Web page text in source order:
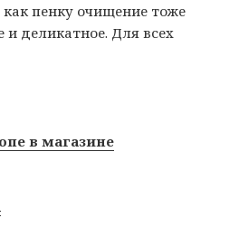
как пенку очищение тоже
и деликатное. Для всех
в магазине